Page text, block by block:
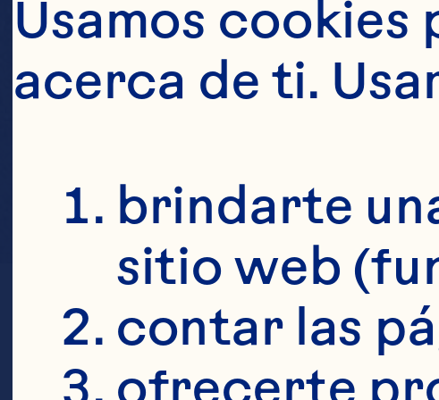
Usamos
acerca de ti.
brindarte
sitio web
contar las
ofrecerte